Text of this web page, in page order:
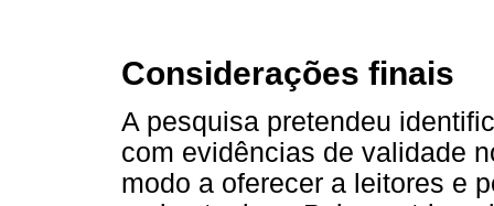
Considerações finais
A pesquisa pretendeu
com evidências de validade
modo a oferecer a leitores e